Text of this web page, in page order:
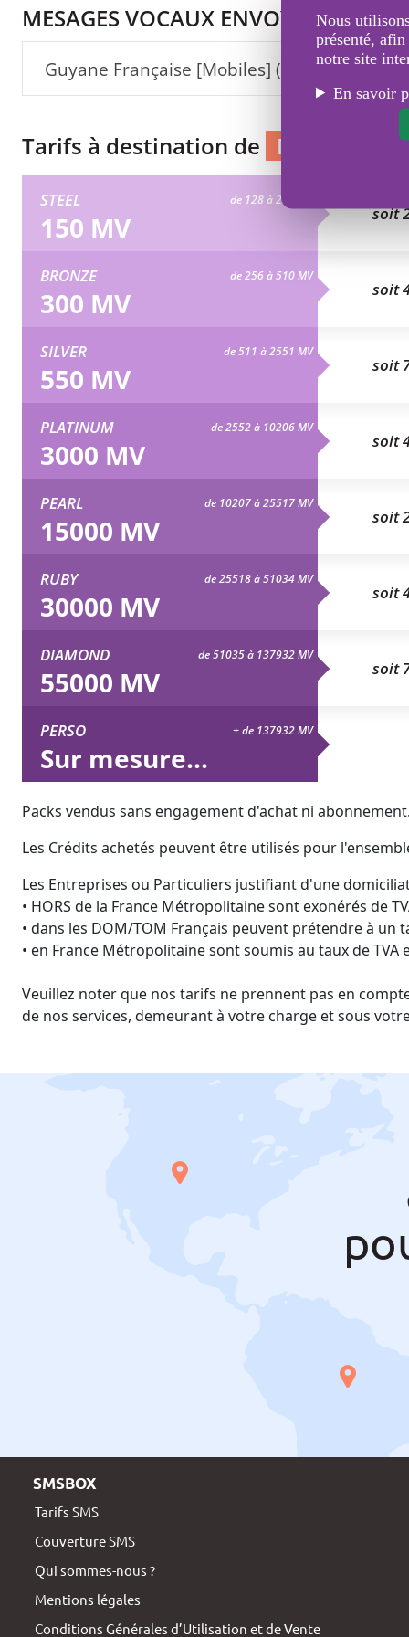
Nous
présenté,
notre site
En savoir
MESAGES VOCAUX ENVOYÉS VERS :
Guyane Française [Mobiles] (+594)
Tarifs à destination de Mobiles
STEEL de 128 à 255 MV
150 MV soit
BRONZE de 256 à 510 MV
300 MV soit
SILVER de 511 à 2551 MV
550 MV soit
PLATINUM de 2552 à 10206 MV
3000 MV soit
PEARL de 10207 à 25517 MV
15000 MV soit
RUBY de 25518 à 51034 MV
30000 MV soit
DIAMOND de 51035 à 137932 MV
55000 MV soit
PERSO + de 137932 MV
Sur mesure...
Packs vendus sans engagement d'achat ni
Les Crédits achetés peuvent être utilisés pour
Les Entreprises ou Particuliers justifiant d'une
• HORS de la France Métropolitaine sont exonérés de
• dans les DOM/TOM Français peuvent prétendre à un
• en France Métropolitaine sont soumis au taux de TVA
Veuillez noter que nos tarifs ne prennent pas en
de nos services, demeurant à votre charge et sous
SMSBOX
Tarifs SMS
Couverture SMS
Qui sommes-nous ?
Mentions légales
Conditions Générales d’Utilisation et de Vente